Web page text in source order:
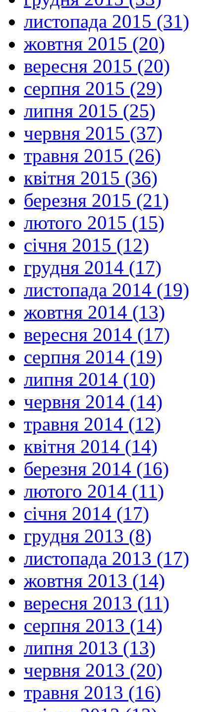
листопада 2015 (31)
жовтня 2015 (20)
вересня 2015 (20)
серпня 2015 (29)
липня 2015 (25)
червня 2015 (37)
травня 2015 (26)
квітня 2015 (36)
березня 2015 (21)
лютого 2015 (15)
січня 2015 (12)
грудня 2014 (17)
листопада 2014 (19)
жовтня 2014 (13)
вересня 2014 (17)
серпня 2014 (19)
липня 2014 (10)
червня 2014 (14)
травня 2014 (12)
квітня 2014 (14)
березня 2014 (16)
лютого 2014 (11)
січня 2014 (17)
грудня 2013 (8)
листопада 2013 (17)
жовтня 2013 (14)
вересня 2013 (11)
серпня 2013 (14)
липня 2013 (13)
червня 2013 (20)
травня 2013 (16)